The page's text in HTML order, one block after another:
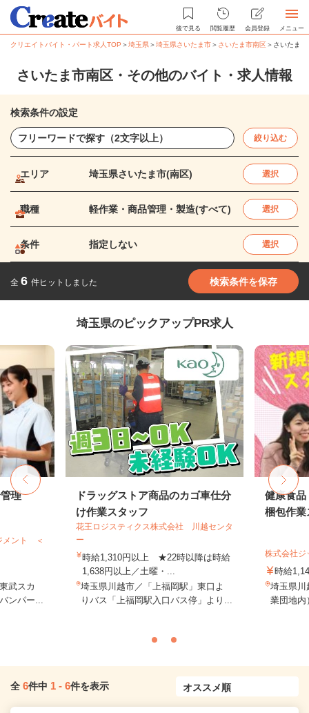
後で見る 閲覧履歴 会員登録 メニュー
クリエイトバイト・パート求人TOP ＞埼玉県＞埼玉県さいたま市＞ さいたま市南区＞ さいたま
さいたま市南区・その他のバイト・求人情報
検索条件の設定
絞り込む
エリア 埼玉県さいたま市(南区) 選択
職種 軽作業・商品管理・製造(すべて) 選択
条件 指定しない 選択
全 6 件ヒットしました 検索条件を保存
埼玉県のピックアップPR求人
理
メント ＜
武スカ
ンパー...
ドラッグストア商品のカゴ車仕分
け作業スタッフ
花王ロジスティクス株式会社 川越センタ
ー
時給1,310円以上 ★22時以降は時給
1,638円以上／土曜・...
埼玉県川越市／「上福岡駅」東口よ
りバス「上福岡駅入口バス停」より...
健康食品
梱包作業
株式会社
時給
埼玉県川
業団地
全 6件中 1 - 6件を表示